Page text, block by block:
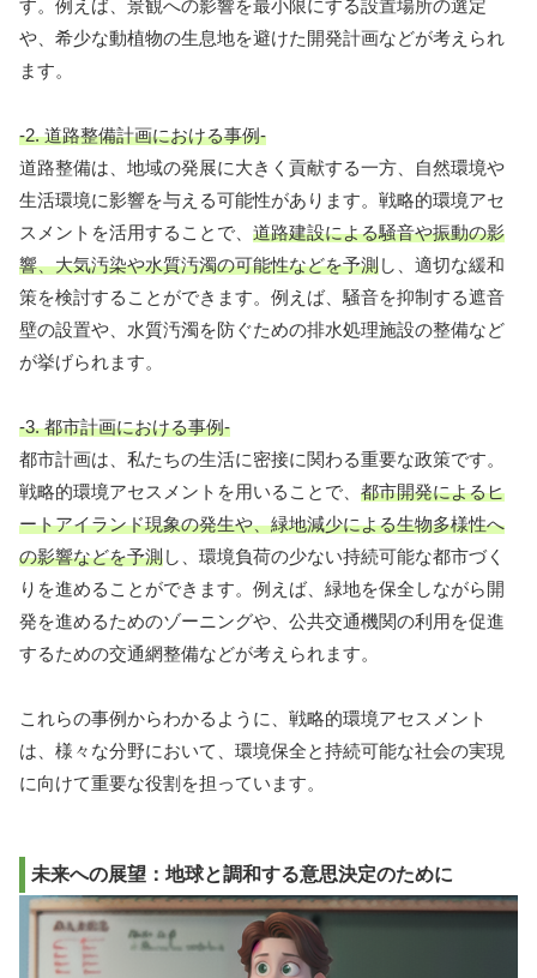
す。例えば、景観への影響を最小限にする設置場所の選定
や、希少な動植物の生息地を避けた開発計画などが考えられ
ます。
-2. 道路整備計画における事例-
道路整備は、地域の発展に大きく貢献する一方、自然環境や
生活環境に影響を与える可能性があります。戦略的環境アセ
スメントを活用することで、 道路建設による騒音や振動の影
響、大気汚染や水質汚濁の可能性などを予測し、適切な緩和
策を検討することができます。例えば、騒音を抑制する遮音
壁の設置や、水質汚濁を防ぐための排水処理施設の整備など
が挙げられます。
-3. 都市計画における事例-
都市計画は、私たちの生活に密接に関わる重要な政策です。
戦略的環境アセスメントを用いることで、 都市開発によるヒ
ートアイランド現象の発生や、緑地減少による生物多様性へ
の影響などを予測し、環境負荷の少ない持続可能な都市づく
りを進めることができます。例えば、緑地を保全しながら開
発を進めるためのゾーニングや、公共交通機関の利用を促進
するための交通網整備などが考えられます。
これらの事例からわかるように、戦略的環境アセスメント
は、様々な分野において、環境保全と持続可能な社会の実現
に向けて重要な役割を担っています。
未来への展望：地球と調和する意思決定のために